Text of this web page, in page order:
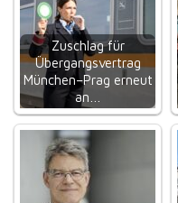
Zuschlag für
Übergangsvertrag
München–Prag erneut
an…